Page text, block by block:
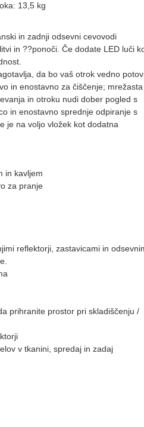
13,5 kg
in zadnji odsevni cevovodi
in ??ponoči. Če dodate LED luči
da bo vaš otrok vedno
in enostavno za čiščenje; mrežasta
in otroku nudi dober pogled s
in enostavno sprednje odpiranje s
je na voljo vložek kot dodatna
in kavljem
za pranje
reflektorji, zastavicami in
prihranite prostor pri skladiščenju /
v tkanini, spredaj in zadaj